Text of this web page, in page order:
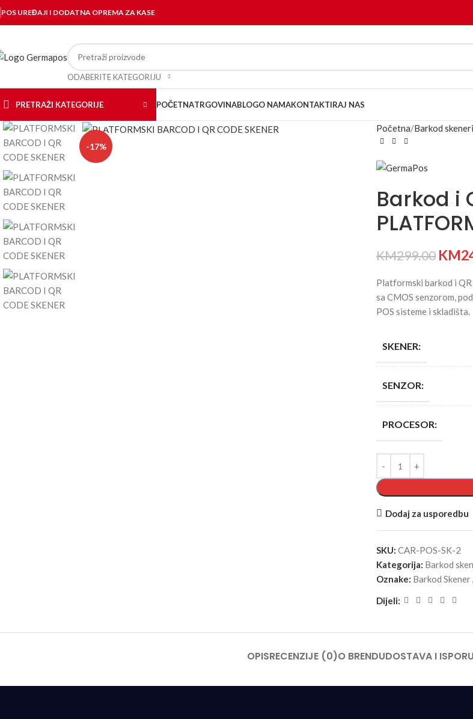
POS UREĐAJI I DODATNA OPREMA ZA KASE
ODABERITE KATEGORIJU
PRETRAŽI KATEGORIJE POČETNATRGOVINABLOGO NAMAKONTAKTIRAJ NAS
-17%
Početna Barkod skeneri
Barkod i
KM299.00 KM
Platformski barkod i
sa CMOS senzorom,
POS sisteme i skladišta.
SKENER:
SENZOR:
PROCESOR:
Dodaj za usporedbu
SKU: CAR-POS-SK-2
Kategorija: Barkod
Oznake: Barkod Skener,
Dijeli:
OPISRECENZIJE (0)O BRENDUDOSTAVA I